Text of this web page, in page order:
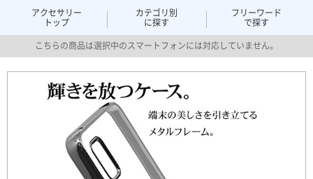
アクセサリー
トップ
カテゴリ別
に探す
フリーワード
で探す
こちらの商品は選択中のスマートフォンには対応していません。